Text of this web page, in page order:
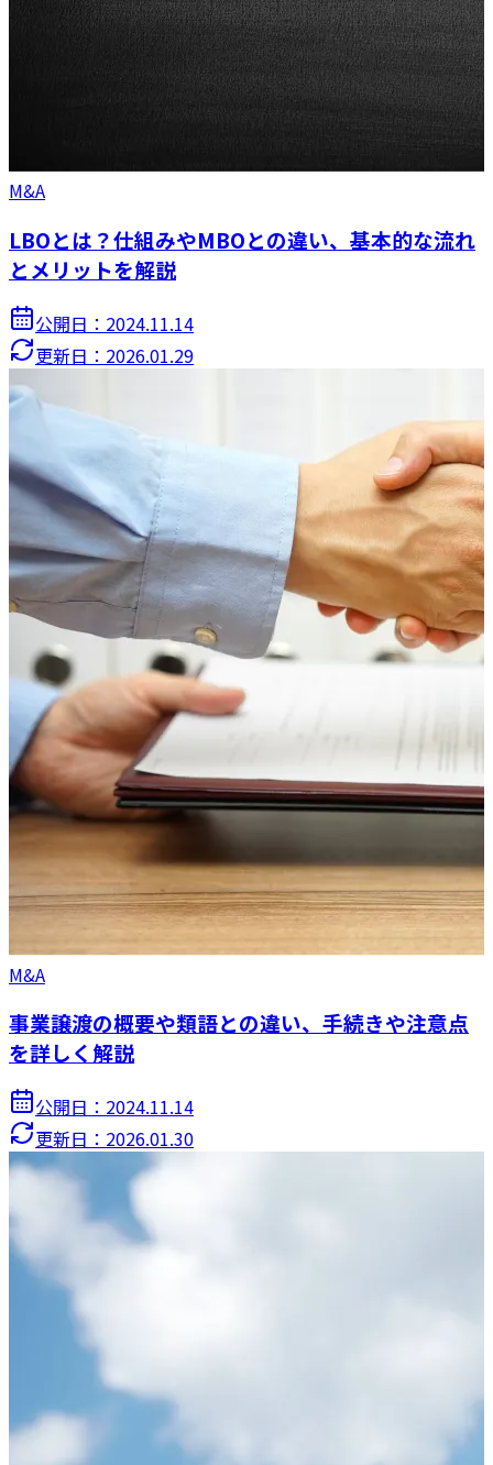
M&A
LBOとは？仕組みやMBOとの違い、基本的な流れ
とメリットを解説
公開日： 2024.11.14
更新日： 2026.01.29
M&A
事業譲渡の概要や類語との違い、手続きや注意点
を詳しく解説
公開日： 2024.11.14
更新日： 2026.01.30